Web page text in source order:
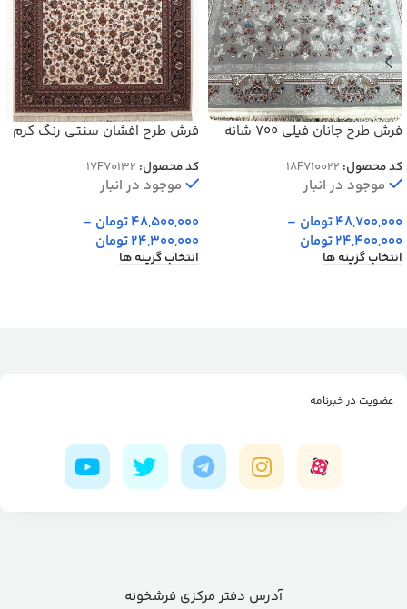
فرش طرح جانان فیلی 700 شانه
کد محصول: 18F710022
موجود در انبار
48,700,000تومان –
24,400,000تومان
انتخاب گزینه ها
فرش طرح افشان سنتی رنگ کرم
کد محصول: 17F70132
موجود در انبار
48,500,000تومان –
24,300,000تومان
انتخاب گزینه ها
عضویت در خبرنامه
آدرس دفتر مرکزی فرشخونه